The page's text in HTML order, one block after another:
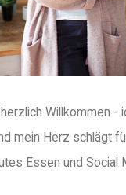
Willkommen -
mein Herz schlägt
Essen und Social